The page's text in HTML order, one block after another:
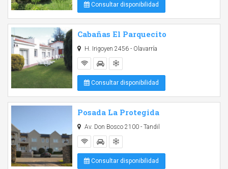
Consultar disponibilidad
Cabañas El Parquecito
H. Irigoyen 2456 - Olavarría
Consultar disponibilidad
Posada La Protegida
Av. Don Bosco 2100 - Tandil
Consultar disponibilidad